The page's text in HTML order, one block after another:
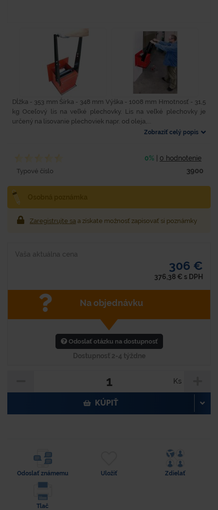
Dĺžka - 353 mm Šírka - 348 mm Výška - 1008 mm Hmotnosť - 31,5
kg Oceľový lis na veľké plechovky. Lis na veľké plechovky je
určený na lisovanie plechoviek napr. od oleja,...
Zobraziť celý popis
0% 0 hodnotenie
Typové číslo 3900
Zaregistrujte sa a získate možnosť zapisovať si poznámky
Vaša aktuálna cena
306 €
376,38 € s DPH
Na objednávku
Odoslať otázku na dostupnosť
Dostupnosť 2-4 týždne
Ks
KÚPIŤ
Odoslať známemu Uložiť Zdielať
Tlač